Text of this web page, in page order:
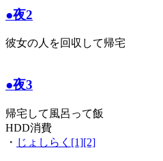
●夜2
彼女の人を回収して帰宅
●夜3
帰宅して風呂って飯
HDD消費
・ じょしらく[1][2]